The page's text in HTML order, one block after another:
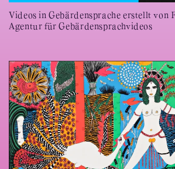
Videos in Gebärdensprache erstellt von
Agentur für Gebärdensprachvideos